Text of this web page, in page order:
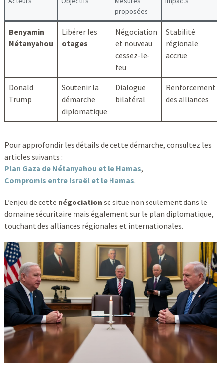
proposées
Benyamin
Nétanyahou
Libérer les
otages
Négociation
et nouveau
cessez-le-
feu
Stabilité
régionale
accrue
Donald
Trump
Soutenir la
démarche
diplomatique
Dialogue
bilatéral
Renforcement
des alliances
Pour approfondir les détails de cette démarche, consultez les
articles suivants :
Plan Gaza de Nétanyahou et le Hamas,
Compromis entre Israël et le Hamas.
L’enjeu de cette négociation se situe non seulement dans le
domaine sécuritaire mais également sur le plan diplomatique,
touchant des alliances régionales et internationales.